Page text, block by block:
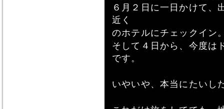
６月２日に一日かけて、
近く
のホテルにチェックイン
そして４日から、今度は
です。
いやいや、本当にたいし